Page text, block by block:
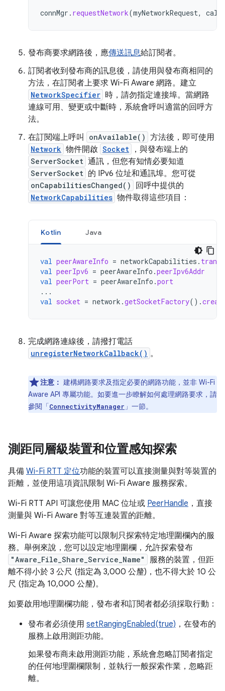
connMgr . requestNetwork(myNetworkRequest,
發布商要求網路後，應傳送訊息給訂閱者。
訂閱者收到發布商的訊息後，請使用與發布商相同的
方法，在訂閱者上要求 Wi-Fi Aware 網路。建立
NetworkSpecifier 時，請勿指定連接埠。當網路
連線可用、變更或中斷時，系統會呼叫適當的回呼方
法。
在訂閱端上呼叫
onAvailable() 方法後，即可使用
Network 物件開啟 Socket ，與發布端上的
ServerSocket 通訊，但您有知情必要知道
ServerSocket 的 IPv6 位址和通訊埠。您可從
onCapabilitiesChanged() 回呼中提供的
NetworkCapabilities 物件取得這些項目：
Kotlin Java
val peerAwareInfo = networkCapabilities .
val peerIpv6 = peerAwareInfo .peerIpv6Addr
val peerPort = peerAwareInfo .port
...
val socket = network .getSocketFactory().
完成網路連線後，請撥打電話
unregisterNetworkCallback() 。
注意： 建構網路要求及指定必要的網路功能，並非 Wi-Fi
Aware API 專屬功能。如要進一步瞭解如何處理網路要求，請
參閱「ConnectivityManager 」一節。
測距同層級裝置和位置感知探索
具備 Wi-Fi RTT 定位功能的裝置可以直接測量與對等裝置的
距離，並使用這項資訊限制 Wi-Fi Aware 服務探索。
Wi-Fi RTT API 可讓您使用 MAC 位址或 PeerHandle ，直接
測量與 Wi-Fi Aware 對等互連裝置的距離。
Wi-Fi Aware 探索功能可以限制只探索特定地理圍欄內的服
務。舉例來說，您可以設定地理圍欄，允許探索發布
"Aware_File_Share_Service_Name"
服務的裝置，但距
離不得小於 3 公尺 (指定為 3,000 公釐)，也不得大於 10 公
尺 (指定為 10,000 公釐)。
如要啟用地理圍欄功能，發布者和訂閱者都必須採取行動：
發布者必須使用 setRangingEnabled(true) ，在發布的
服務上啟用測距功能。
如果發布商未啟用測距功能，系統會忽略訂閱者指定
的任何地理圍欄限制，並執行一般探索作業，忽略距
離。